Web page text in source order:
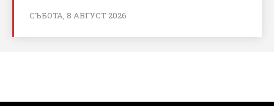
СЪБОТА, 8 АВГУСТ 2026